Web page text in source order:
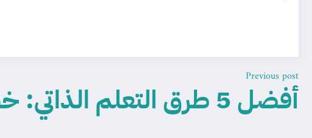
Previous post
أفضل 5 طرق التعلم الذاتي: خطوات عملية لتعلم أي مهارة بدون مدرس